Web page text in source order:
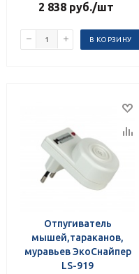
2 838 руб./шт
В КОРЗИНУ
Отпугиватель
мышей,тараканов,
муравьев ЭкоСнайпер
LS-919